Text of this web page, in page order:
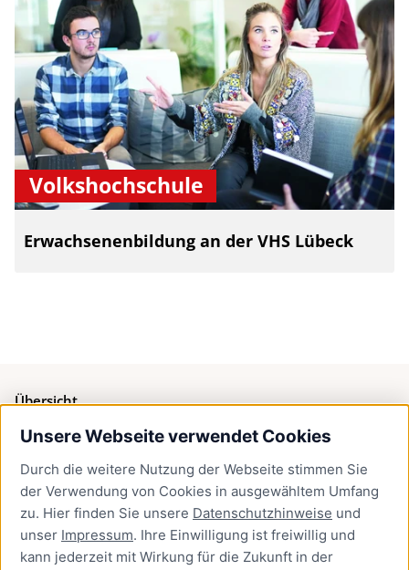
Unsere Webseite verwendet Cookies
Durch die weitere Nutzung der Webseite stimmen Sie
der Verwendung von Cookies in ausgewähltem Umfang
zu. Hier finden Sie unsere Datenschutzhinweise und
unser Impressum. Ihre Einwilligung ist freiwillig und
kann jederzeit mit Wirkung für die Zukunft in der
Volkshochschule
Erwachsenenbildung an der VHS Lübeck
Übersicht
Bürgerservice
Presse
Newsletter Lübeck:kompakt
Kontakt